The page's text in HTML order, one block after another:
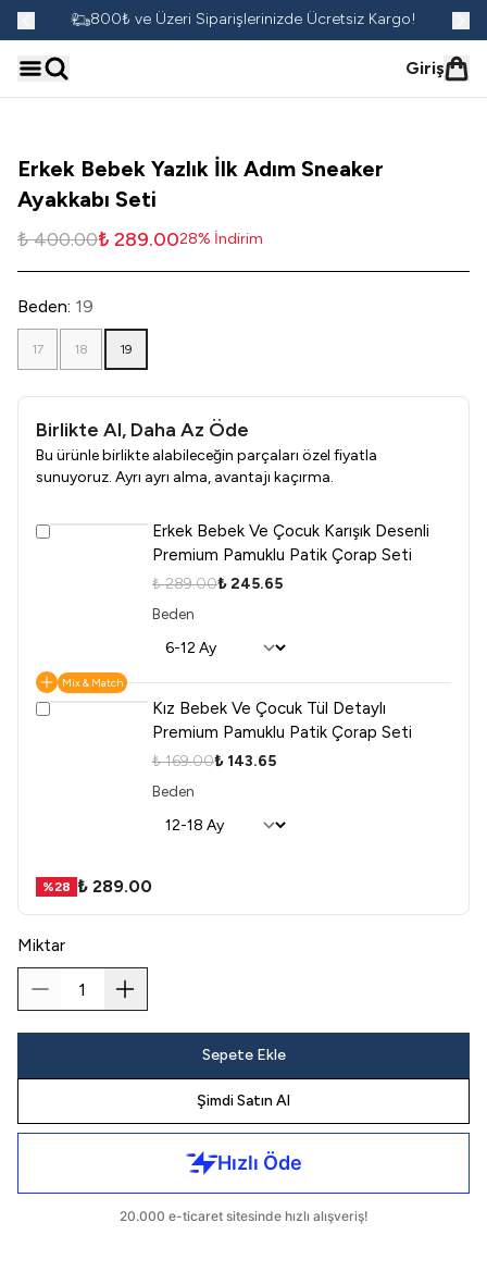
800₺ ve Üzeri Siparişlerinizde Ücretsiz Kargo!
Giriş
Erkek Bebek Yazlık İlk Adım Sneaker
Ayakkabı Seti
₺ 400.00₺ 289.0028% İndirim
Beden: 19
17 18 19
Birlikte Al, Daha Az Öde
Bu ürünle birlikte alabileceğin parçaları özel fiyatla
sunuyoruz. Ayrı ayrı alma, avantajı kaçırma.
Erkek Bebek Ve Çocuk Karışık Desenli
Premium Pamuklu Patik Çorap Seti
₺ 289.00₺ 245.65
Beden
Mix & Match
Kız Bebek Ve Çocuk Tül Detaylı
Premium Pamuklu Patik Çorap Seti
₺ 169.00₺ 143.65
Beden
%28 ₺ 289.00
Miktar
Sepete Ekle
Şimdi Satın Al